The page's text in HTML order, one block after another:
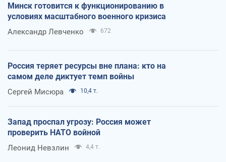
Минск готовится к функционированию в
условиях масштабного военного кризиса
Александр Левченко 672
Россия теряет ресурсы вне плана: кто на
самом деле диктует темп войны
Сергей Мисюра 10,4 т.
Запад проспал угрозу: Россия может
проверить НАТО войной
Леонид Невзлин 4,4 т.